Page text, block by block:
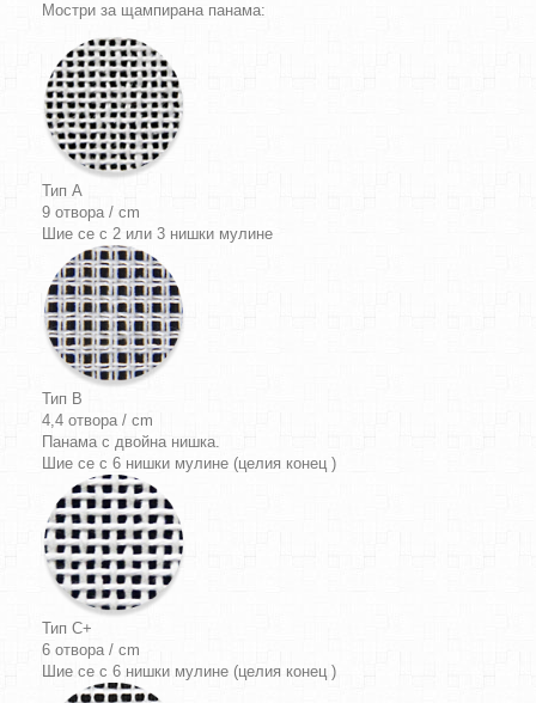
Мостри за щампирана панама:
Тип A
9 отвора / cm
Шие се с 2 или 3 нишки мулине
Тип B
4,4 отвора / cm
Панама с двойна нишка.
Шие се с 6 нишки мулине (целия конец )
Тип C+
6 отвора / cm
Шие се с 6 нишки мулине (целия конец )